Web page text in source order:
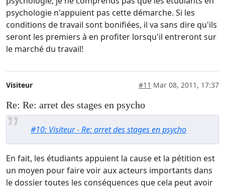
psychologie n'appuient pas cette démarche. Si les
conditions de travail sont bonifiées, il va sans dire qu'ils
seront les premiers à en profiter lorsqu'il entreront sur
le marché du travail!
Visiteur #11 Mar 08, 2011, 17:37
Re: Re: arret des stages en psycho
#10: Visiteur - Re: arret des stages en psycho
En fait, les étudiants appuient la cause et la pétition est
un moyen pour faire voir aux acteurs importants dans
le dossier toutes les conséquences que cela peut avoir